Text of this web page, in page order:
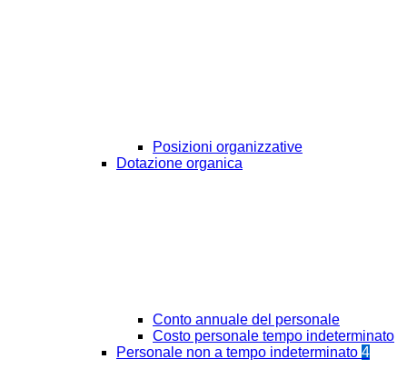
Posizioni organizzative
Dotazione organica
Conto annuale del personale
Costo personale tempo indeterminato
Personale non a tempo indeterminato 4